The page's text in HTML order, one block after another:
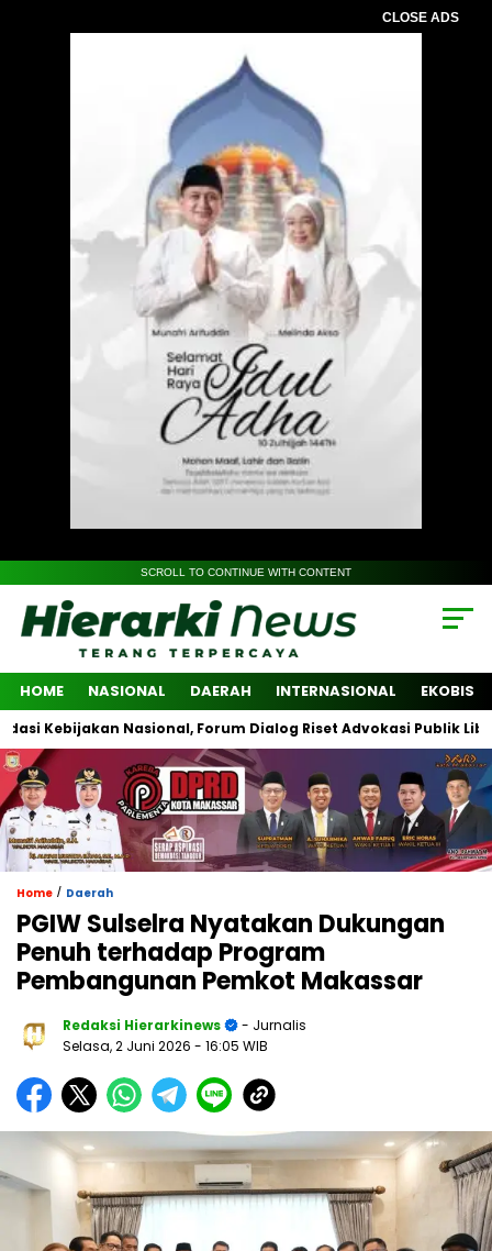
CLOSE ADS
SCROLL TO CONTINUE WITH CONTENT
HOME NASIONAL DAERAH INTERNASIONAL EKOBIS
Nasional, Forum Dialog Riset Advokasi Publik
Home / Daerah
PGIW Sulselra Nyatakan Dukungan
Penuh terhadap Program
Pembangunan Pemkot Makassar
Redaksi Hierarkinews
- Jurnalis
Selasa, 2 Juni 2026 - 16:05 WIB